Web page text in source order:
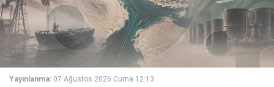
Yayınlanma: 07 Ağustos 2026 Cuma 12:13